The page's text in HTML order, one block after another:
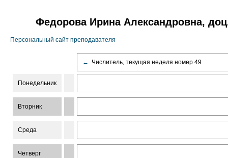
Федорова Ирина Александровна,
Персональный сайт преподавателя
← Числитель, текущая неделя номер 49
Понедельник
Вторник
Среда
Четверг